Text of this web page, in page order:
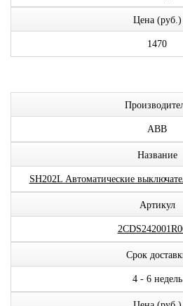
Цена (руб.)
1470
ABB
Название
SH202L Автоматические
Артикул
Срок
4 - 6 недель